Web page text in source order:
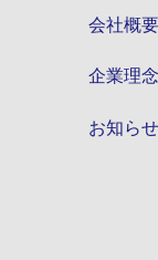
会社概要
企業理念
お知らせ